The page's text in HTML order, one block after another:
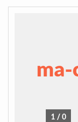
1 /0